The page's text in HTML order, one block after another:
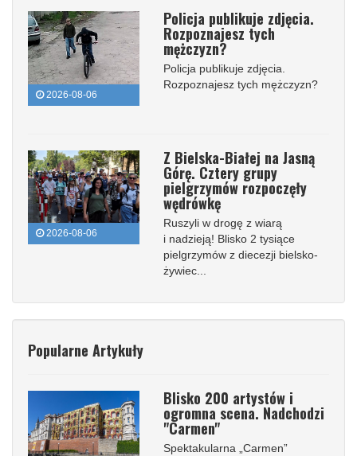
2026-08-06
Policja publikuje zdjęcia.
Rozpoznajesz tych
mężczyzn?
Policja publikuje zdjęcia.
Rozpoznajesz tych mężczyzn?
2026-08-06
Z Bielska-Białej na Jasną
Górę. Cztery grupy
pielgrzymów rozpoczęły
wędrówkę
Ruszyli w drogę z wiarą
i nadzieją! Blisko 2 tysiące
pielgrzymów z diecezji bielsko-
żywiec...
Popularne Artykuły
Blisko 200 artystów i
ogromna scena. Nadchodzi
"Carmen"
Spektakularna „Carmen”